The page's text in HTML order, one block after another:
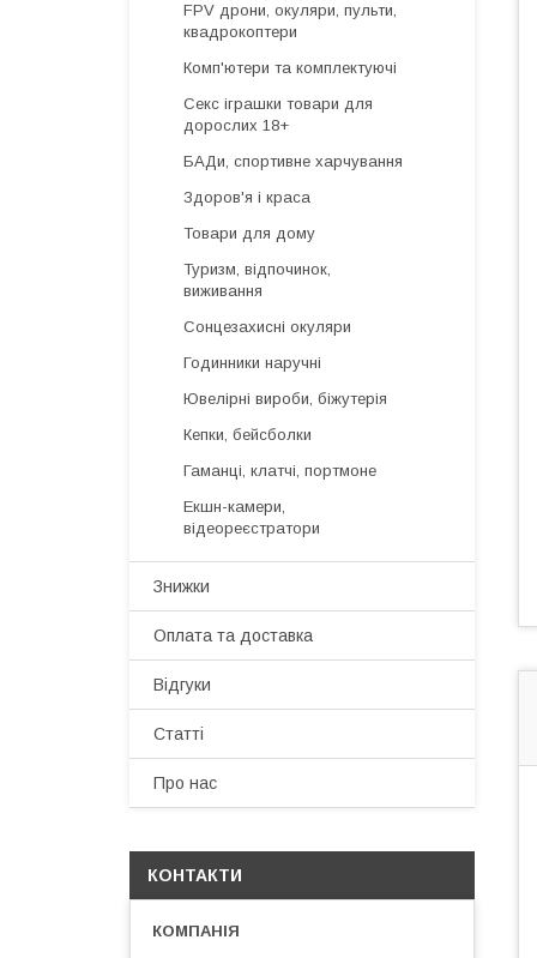
FPV дрони, окуляри, пульти,
квадрокоптери
Комп'ютери та комплектуючі
Секс іграшки товари для
дорослих 18+
БАДи, спортивне харчування
Здоров'я і краса
Товари для дому
Туризм, відпочинок,
виживання
Сонцезахисні окуляри
Годинники наручні
Ювелірні вироби, біжутерія
Кепки, бейсболки
Гаманці, клатчі, портмоне
Екшн-камери,
відеореєстратори
Знижки
Оплата та доставка
Відгуки
Статті
Про нас
КОНТАКТИ